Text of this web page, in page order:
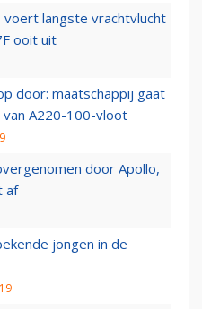
voert langste vrachtvlucht
ooit uit
door: maatschappij gaat
van A220-100-vloot
door Apollo,
af
jongen in de